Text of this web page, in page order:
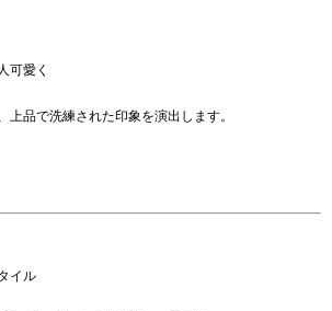
可愛く
上品で洗練された印象を演出します。
イル